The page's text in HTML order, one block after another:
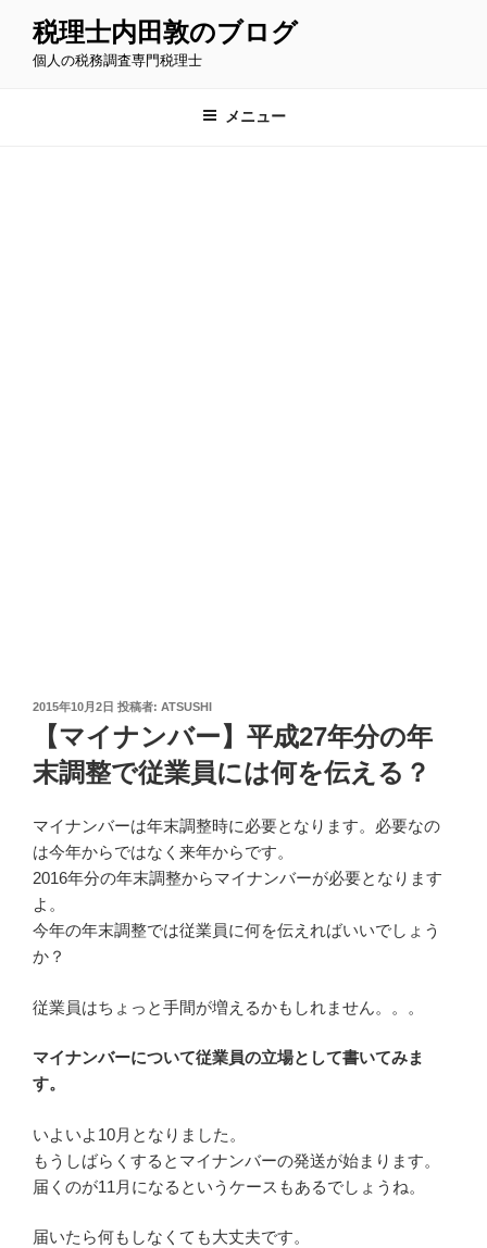
税理士内田敦のブログ
個人の税務調査専門税理士
メニュー
投
2015年10月2日 投稿者: ATSUSHI
【マイナンバー】平成27年分の年
末調整で従業員には何を伝える？
マイナンバーは年末調整時に必要となります。必要なの
は今年からではなく来年からです。
2016年分の年末調整からマイナンバーが必要となります
よ。
今年の年末調整では従業員に何を伝えればいいでしょう
か？
従業員はちょっと手間が増えるかもしれません。。。
マイナンバーについて従業員の立場として書いてみま
す。
いよいよ10月となりました。
もうしばらくするとマイナンバーの発送が始まります。
届くのが11月になるというケースもあるでしょうね。
届いたら何もしなくても大丈夫です。